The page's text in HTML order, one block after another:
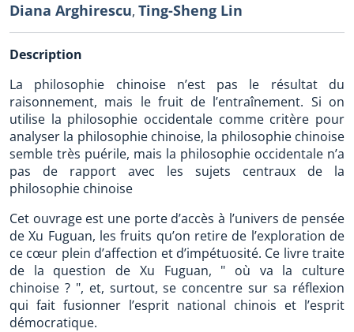
Diana Arghirescu, Ting-Sheng Lin
Description
La philosophie chinoise n’est pas le résultat du
raisonnement, mais le fruit de l’entraînement. Si on
utilise la philosophie occidentale comme critère pour
analyser la philosophie chinoise, la philosophie chinoise
semble très puérile, mais la philosophie occidentale n’a
pas de rapport avec les sujets centraux de la
philosophie chinoise
Cet ouvrage est une porte d’accès à l’univers de pensée
de Xu Fuguan, les fruits qu’on retire de l’exploration de
ce cœur plein d’affection et d’impétuosité. Ce livre traite
de la question de Xu Fuguan, " où va la culture
chinoise ? ", et, surtout, se concentre sur sa réflexion
qui fait fusionner l’esprit national chinois et l’esprit
démocratique.